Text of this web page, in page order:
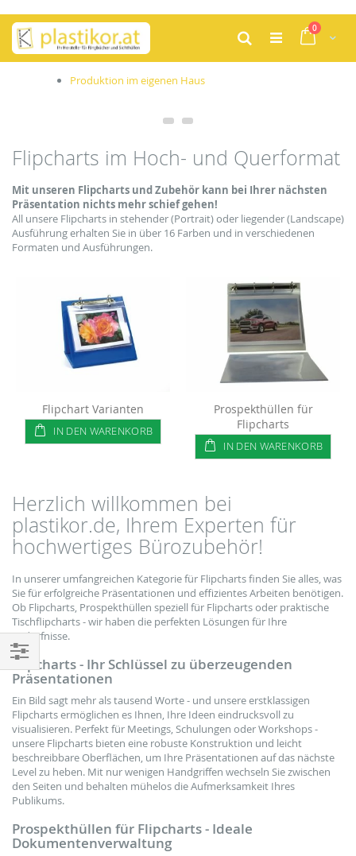
Zum
Inhalt
springen
Cart
0Artikel
Suche
Produktion im eigenen Haus
Flipcharts im Hoch- und Querformat
Mit unseren Flipcharts und Zubehör kann bei Ihrer nächsten
Präsentation nichts mehr schief gehen!
All unsere Flipcharts in stehender (Portrait) oder liegender (Landscape)
Ausführung erhalten Sie in über 16 Farben und in verschiedenen
Formaten und Ausführungen.
Flipchart Varianten
IN DEN WARENKORB
Prospekthüllen für
Flipcharts
IN DEN WARENKORB
Herzlich willkommen bei
plastikor.de, Ihrem Experten für
hochwertiges Bürozubehör!
In unserer umfangreichen Kategorie für Flipcharts finden Sie alles, was
Sie für erfolgreiche Präsentationen und effizientes Arbeiten benötigen.
Ob Flipcharts, Prospekthüllen speziell für Flipcharts oder praktische
Tischflipcharts - wir haben die perfekten Lösungen für Ihre
Bedürfnisse.
Flipcharts - Ihr Schlüssel zu überzeugenden
Präsentationen
Ein Bild sagt mehr als tausend Worte - und unsere erstklassigen
Flipcharts ermöglichen es Ihnen, Ihre Ideen eindrucksvoll zu
visualisieren. Perfekt für Meetings, Schulungen oder Workshops -
unsere Flipcharts bieten eine robuste Konstruktion und leicht
beschreibbare Oberflächen, um Ihre Präsentationen auf das nächste
Level zu heben. Mit nur wenigen Handgriffen wechseln Sie zwischen
den Seiten und behalten mühelos die Aufmerksamkeit Ihres
Publikums.
Prospekthüllen für Flipcharts - Ideale
Dokumentenverwaltung
Einkaufsoptionen